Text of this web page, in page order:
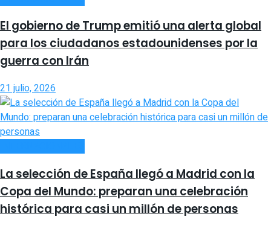
El gobierno de Trump emitió una alerta global
para los ciudadanos estadounidenses por la
guerra con Irán
21 julio, 2026
La selección de España llegó a Madrid con la
Copa del Mundo: preparan una celebración
histórica para casi un millón de personas